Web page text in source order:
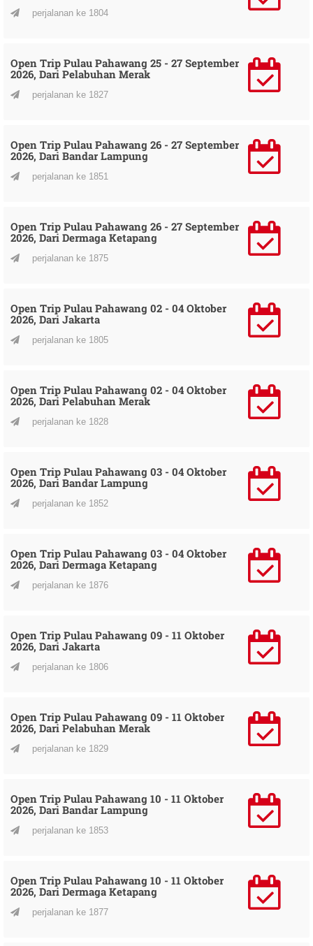
perjalanan ke 1804
Open Trip Pulau Pahawang 25 - 27 September
2026, Dari Pelabuhan Merak
perjalanan ke 1827
Open Trip Pulau Pahawang 26 - 27 September
2026, Dari Bandar Lampung
perjalanan ke 1851
Open Trip Pulau Pahawang 26 - 27 September
2026, Dari Dermaga Ketapang
perjalanan ke 1875
Open Trip Pulau Pahawang 02 - 04 Oktober
2026, Dari Jakarta
perjalanan ke 1805
Open Trip Pulau Pahawang 02 - 04 Oktober
2026, Dari Pelabuhan Merak
perjalanan ke 1828
Open Trip Pulau Pahawang 03 - 04 Oktober
2026, Dari Bandar Lampung
perjalanan ke 1852
Open Trip Pulau Pahawang 03 - 04 Oktober
2026, Dari Dermaga Ketapang
perjalanan ke 1876
Open Trip Pulau Pahawang 09 - 11 Oktober
2026, Dari Jakarta
perjalanan ke 1806
Open Trip Pulau Pahawang 09 - 11 Oktober
2026, Dari Pelabuhan Merak
perjalanan ke 1829
Open Trip Pulau Pahawang 10 - 11 Oktober
2026, Dari Bandar Lampung
perjalanan ke 1853
Open Trip Pulau Pahawang 10 - 11 Oktober
2026, Dari Dermaga Ketapang
perjalanan ke 1877